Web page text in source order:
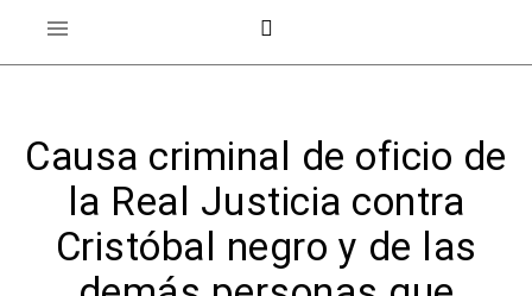
Causa criminal de oficio de
la Real Justicia contra
Cristóbal negro y de las